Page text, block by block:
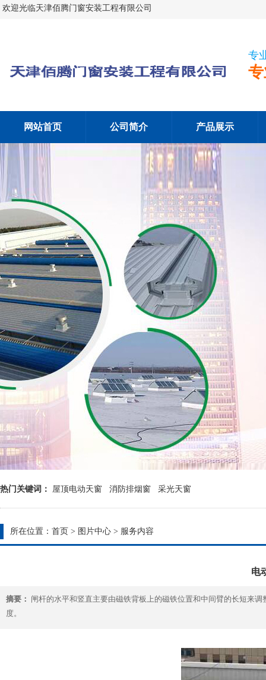
欢迎光临天津佰腾门窗安装工程有限公司
专
网站首页 公司简介 产品展示
热门关键词： 屋顶电动天窗 消防排烟窗 采光天窗
所在位置： 首页 > 图片中心 > 服务内容
电
摘要： 闸杆的水平和竖直主要由磁铁背板上的磁铁位置和中间臂的长短来
度。